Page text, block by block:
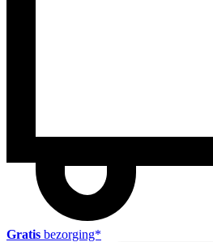
Gratis bezorging*